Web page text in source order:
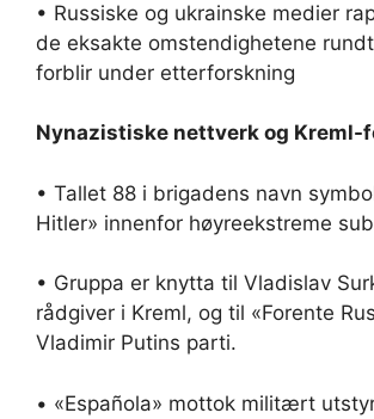
• Russiske og ukrainske medier
de eksakte omstendighetene
forblir under etterforskning
Nynazistiske nettverk og Kreml-
• Tallet 88 i brigadens navn
Hitler» innenfor høyreekstreme
• Gruppa er knytta til Vladislav
rådgiver i Kreml, og til «Forente
Vladimir Putins parti.
• «Española» mottok militært